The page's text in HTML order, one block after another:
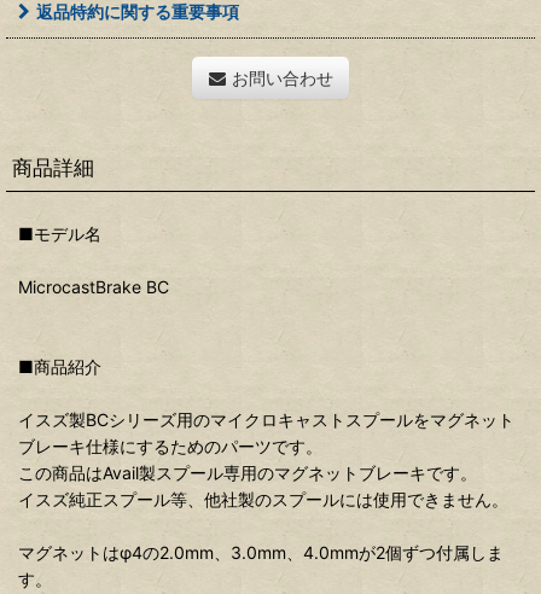
返品特約に関する重要事項
お問い合わせ
商品詳細
■モデル名
MicrocastBrake BC
■商品紹介
イスズ製BCシリーズ用のマイクロキャストスプールをマグネット
ブレーキ仕様にするためのパーツです。
この商品はAvail製スプール専用のマグネットブレーキです。
イスズ純正スプール等、他社製のスプールには使用できません。
マグネットはφ4の2.0mm、3.0mm、4.0mmが2個ずつ付属しま
す。